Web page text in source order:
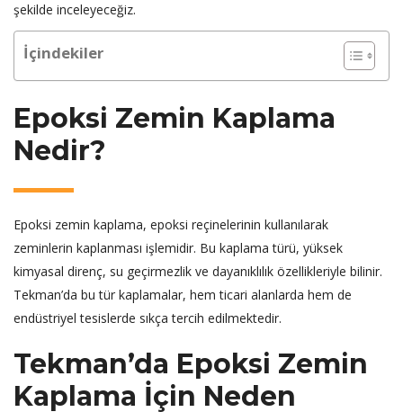
şekilde inceleyeceğiz.
İçindekiler
Epoksi Zemin Kaplama
Nedir?
Epoksi zemin kaplama, epoksi reçinelerinin kullanılarak
zeminlerin kaplanması işlemidir. Bu kaplama türü, yüksek
kimyasal direnç, su geçirmezlik ve dayanıklılık özellikleriyle bilinir.
Tekman’da bu tür kaplamalar, hem ticari alanlarda hem de
endüstriyel tesislerde sıkça tercih edilmektedir.
Tekman’da Epoksi Zemin
Kaplama İçin Neden